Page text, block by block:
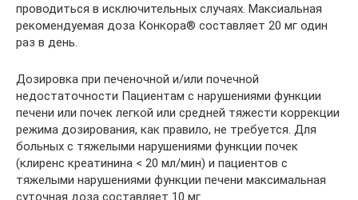
проводиться в исключительных случаях. Максиальная
рекомендуемая доза Конкора® составляет 20 мг один
раз в день.
Дозировка при печеночной и/или почечной
недостаточности Пациентам с нарушениями функции
печени или почек легкой или средней тяжести коррекции
режима дозирования, как правило, не требуется. Для
больных с тяжелыми нарушениями функции почек
(клиренс креатинина < 20 мл/мин) и пациентов с
тяжелыми нарушениями функции печени максимальная
суточная доза составляет 10 мг.